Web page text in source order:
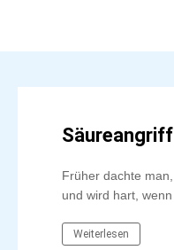
Früher dachte
und wird hart,
Weiterlesen